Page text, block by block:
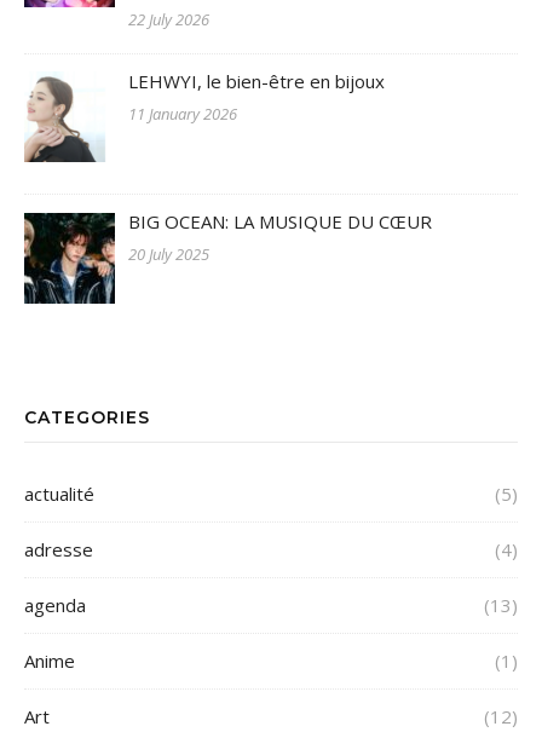
22 July 2026
LEHWYI, le bien-être en bijoux
11 January 2026
BIG OCEAN: LA MUSIQUE DU CŒUR
20 July 2025
CATEGORIES
actualité (5)
adresse (4)
agenda (13)
Anime (1)
Art (12)